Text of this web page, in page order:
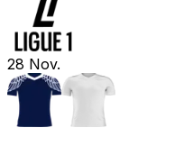
28 Nov.